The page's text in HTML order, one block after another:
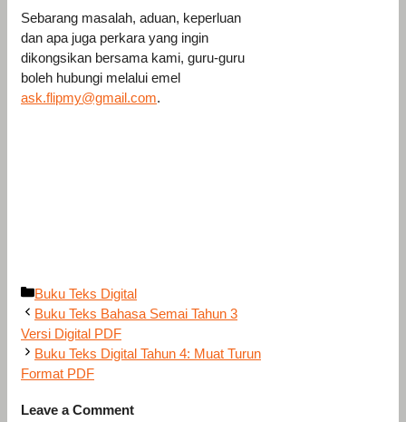
Sebarang masalah, aduan, keperluan
dan apa juga perkara yang ingin
dikongsikan bersama kami, guru-guru
boleh hubungi melalui emel
ask.flipmy@gmail.com.
Categories
Buku Teks Digital
Buku Teks Bahasa Semai Tahun 3
Versi Digital PDF
Buku Teks Digital Tahun 4: Muat Turun
Format PDF
Leave a Comment